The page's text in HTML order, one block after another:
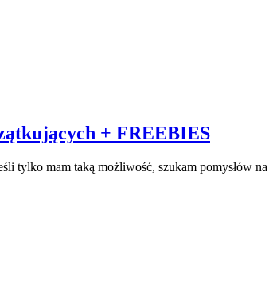
+ FREEBIES
tylko mam taką możliwość, szukam pomysłów